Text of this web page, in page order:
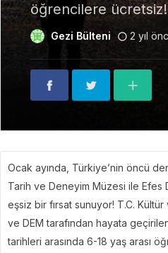
öğrencilere ücretsiz!
Gezi Bülteni 2 yıl
Ocak ayında, Türkiye’nin öncü
Tarih ve Deneyim Müzesi ile
eşsiz bir fırsat sunuyor! T.C. Kültür
ve DEM tarafından hayata
tarihleri arasında 6-18 yaş arası